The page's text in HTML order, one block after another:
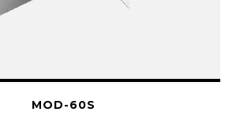
MOD-60S